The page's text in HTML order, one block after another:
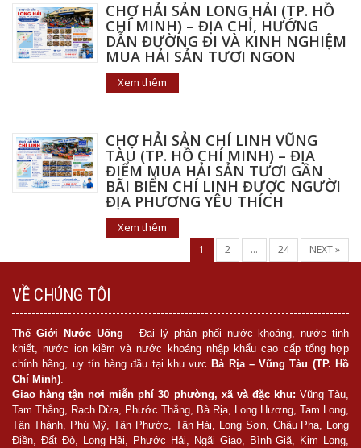
CHỢ HẢI SẢN LONG HẢI (TP. HỒ
CHÍ MINH) – ĐỊA CHỈ, HƯỚNG
DẪN ĐƯỜNG ĐI VÀ KINH NGHIỆM
MUA HẢI SẢN TƯƠI NGON
Xem thêm
CHỢ HẢI SẢN CHÍ LINH VŨNG
TÀU (TP. HỒ CHÍ MINH) – ĐỊA
ĐIỂM MUA HẢI SẢN TƯƠI GẦN
BÃI BIỂN CHÍ LINH ĐƯỢC NGƯỜI
ĐỊA PHƯƠNG YÊU THÍCH
Xem thêm
1 2 … 24 NEXT »
VỀ CHÚNG TÔI
Thế Giới Nước Uống – Đại lý phân phối nước khoáng, nước tinh
khiết, nước ion kiềm và nước khoáng nhập khẩu cao cấp tổng hợp
chính hãng, uy tín hàng đầu tại khu vực Bà Rịa – Vũng Tàu (TP. Hồ
Chí Minh).
Giao hàng tận nơi miễn phí 30 phường, xã và đặc khu: Vũng Tàu,
Tam Thắng, Rạch Dừa, Phước Thắng, Bà Rịa, Long Hương, Tam Long,
Tân Thành, Phú Mỹ, Tân Phước, Tân Hải, Long Sơn, Châu Pha, Long
Điền, Đất Đỏ, Long Hải, Phước Hải, Ngãi Giao, Bình Giã, Kim Long,